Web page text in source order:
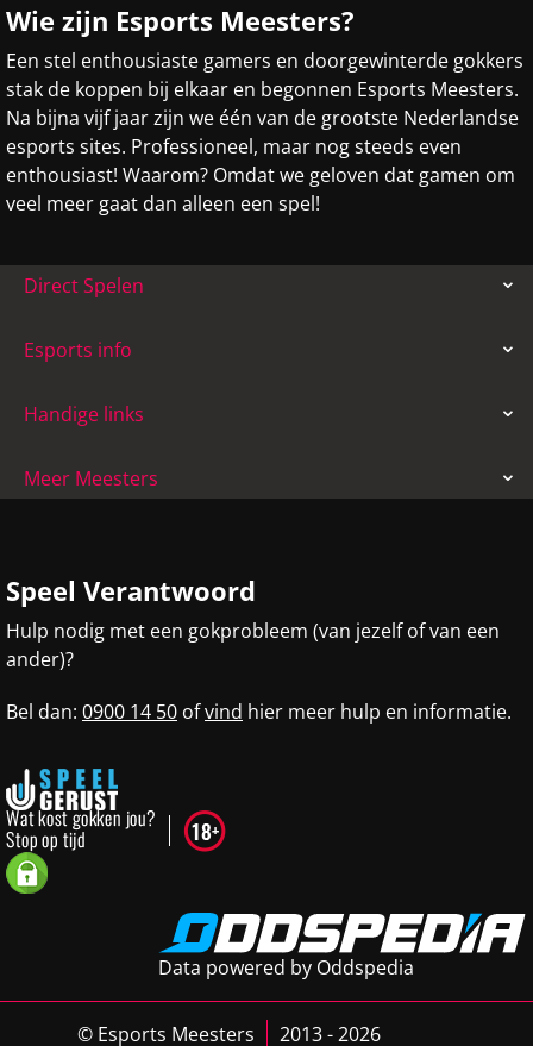
Wie zijn Esports Meesters?
Een stel enthousiaste gamers en doorgewinterde gokkers
stak de koppen bij elkaar en begonnen Esports Meesters.
Na bijna vijf jaar zijn we één van de grootste Nederlandse
esports sites. Professioneel, maar nog steeds even
enthousiast! Waarom? Omdat we geloven dat gamen om
veel meer gaat dan alleen een spel!
Direct Spelen
Esports info
Handige links
Meer Meesters
Speel Verantwoord
Hulp nodig met een gokprobleem (van jezelf of van een
ander)?
Bel dan: 0900 14 50 ofvind hier meer hulp en informatie.
Data powered by Oddspedia
© Esports Meesters 2013 - 2026